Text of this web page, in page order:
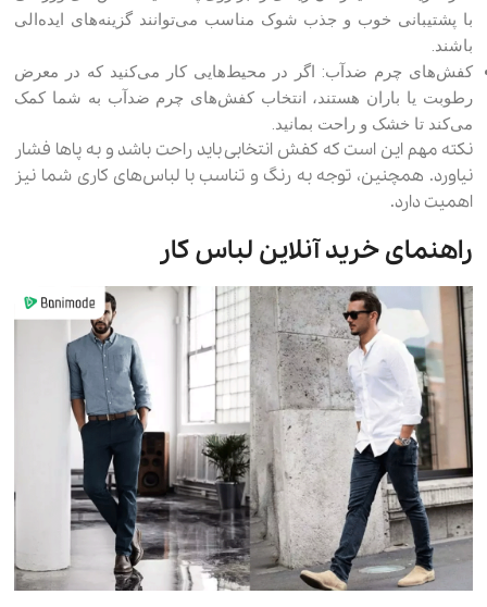
با پشتیبانی خوب و جذب شوک مناسب می‌توانند گزینه‌های ایده‌الی
باشند.
کفش‌های چرم ضدآب: اگر در محیط‌هایی کار می‌کنید که در معرض
رطوبت یا باران هستند، انتخاب کفش‌های چرم ضدآب به شما کمک
می‌کند تا خشک و راحت بمانید.
نکته مهم این است که کفش انتخابی باید راحت باشد و به پاها فشار
نیاورد. همچنین، توجه به رنگ و تناسب با لباس‌های کاری شما نیز
اهمیت دارد.
راهنمای خرید آنلاین لباس کار